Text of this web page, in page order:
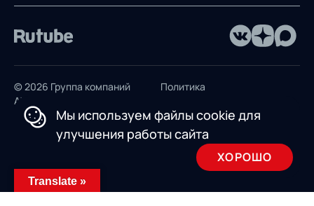
© 2026 Группа компаний
AXELOT
Политика
Пользовательское
соглашение
Мы используем файлы cookie для
улучшения работы сайта
ХОРОШО
Translate »